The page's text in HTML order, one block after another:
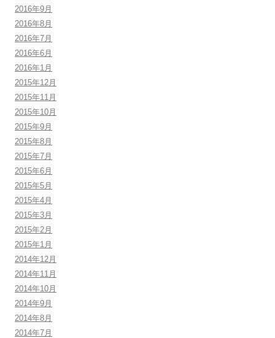
2016年9月
2016年8月
2016年7月
2016年6月
2016年1月
2015年12月
2015年11月
2015年10月
2015年9月
2015年8月
2015年7月
2015年6月
2015年5月
2015年4月
2015年3月
2015年2月
2015年1月
2014年12月
2014年11月
2014年10月
2014年9月
2014年8月
2014年7月